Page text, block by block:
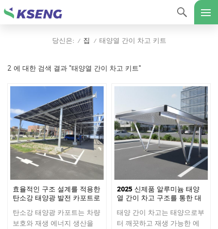
당신은: / 집 / 태양열 간이 차고 키트
2 에 대한 검색 결과 "태양열 간이 차고 키트"
효율적인 구조 설계를 적용한
탄소강 태양광 발전 카포트로
세요.
탄소강 태양광 카포트는 차량
보호와 재생 에너지 생산을
2025 신제품 알루미늄 태양
열 간이 차고 구조를 통한 대
태양 간이 차고는 태양으로부
터 깨끗하고 재생 가능한 에